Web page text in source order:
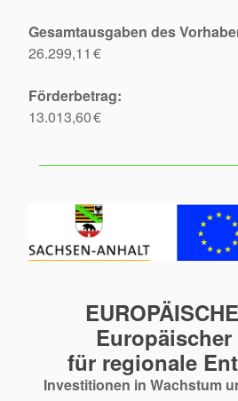
Gesamtausgaben des
26.299,11 €
Förderbetrag:
13.013,60 €
für regionale
Investitionen in Wachstum